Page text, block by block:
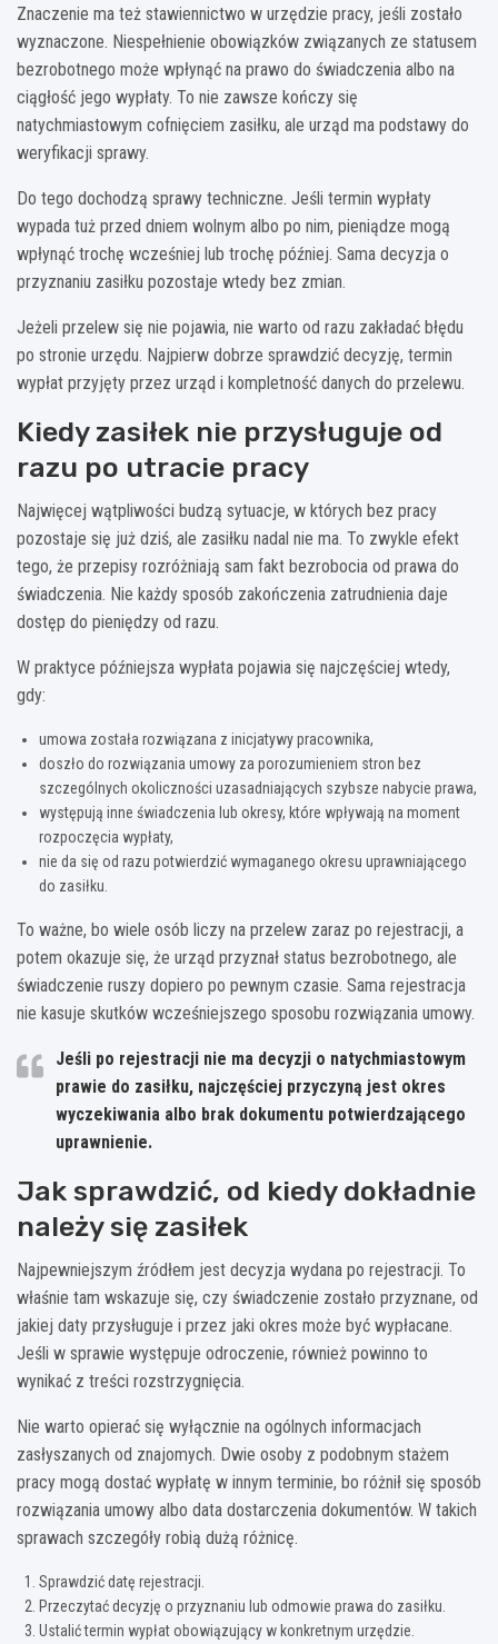
Znaczenie ma też stawiennictwo w urzędzie pracy, jeśli zostało
wyznaczone. Niespełnienie obowiązków związanych ze statusem
bezrobotnego może wpłynąć na prawo do świadczenia albo na
ciągłość jego wypłaty. To nie zawsze kończy się
natychmiastowym cofnięciem zasiłku, ale urząd ma podstawy do
weryfikacji sprawy.
Do tego dochodzą sprawy techniczne. Jeśli termin wypłaty
wypada tuż przed dniem wolnym albo po nim, pieniądze mogą
wpłynąć trochę wcześniej lub trochę później. Sama decyzja o
przyznaniu zasiłku pozostaje wtedy bez zmian.
Jeżeli przelew się nie pojawia, nie warto od razu zakładać błędu
po stronie urzędu. Najpierw dobrze sprawdzić decyzję, termin
wypłat przyjęty przez urząd i kompletność danych do przelewu.
Kiedy zasiłek nie przysługuje od
razu po utracie pracy
Najwięcej wątpliwości budzą sytuacje, w których bez pracy
pozostaje się już dziś, ale zasiłku nadal nie ma. To zwykle efekt
tego, że przepisy rozróżniają sam fakt bezrobocia od prawa do
świadczenia. Nie każdy sposób zakończenia zatrudnienia daje
dostęp do pieniędzy od razu.
W praktyce późniejsza wypłata pojawia się najczęściej wtedy,
gdy:
umowa została rozwiązana z inicjatywy pracownika,
doszło do rozwiązania umowy za porozumieniem stron bez
szczególnych okoliczności uzasadniających szybsze nabycie prawa,
występują inne świadczenia lub okresy, które wpływają na moment
rozpoczęcia wypłaty,
nie da się od razu potwierdzić wymaganego okresu uprawniającego
do zasiłku.
To ważne, bo wiele osób liczy na przelew zaraz po rejestracji, a
potem okazuje się, że urząd przyznał status bezrobotnego, ale
świadczenie ruszy dopiero po pewnym czasie. Sama rejestracja
nie kasuje skutków wcześniejszego sposobu rozwiązania umowy.
Jeśli po rejestracji nie ma decyzji o natychmiastowym
prawie do zasiłku, najczęściej przyczyną jest okres
wyczekiwania albo brak dokumentu potwierdzającego
uprawnienie.
Jak sprawdzić, od kiedy dokładnie
należy się zasiłek
Najpewniejszym źródłem jest decyzja wydana po rejestracji. To
właśnie tam wskazuje się, czy świadczenie zostało przyznane, od
jakiej daty przysługuje i przez jaki okres może być wypłacane.
Jeśli w sprawie występuje odroczenie, również powinno to
wynikać z treści rozstrzygnięcia.
Nie warto opierać się wyłącznie na ogólnych informacjach
zasłyszanych od znajomych. Dwie osoby z podobnym stażem
pracy mogą dostać wypłatę w innym terminie, bo różnił się sposób
rozwiązania umowy albo data dostarczenia dokumentów. W takich
sprawach szczegóły robią dużą różnicę.
Sprawdzić datę rejestracji.
Przeczytać decyzję o przyznaniu lub odmowie prawa do zasiłku.
Ustalić termin wypłat obowiązujący w konkretnym urzędzie.